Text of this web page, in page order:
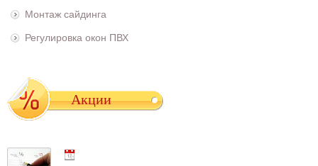
Монтаж сайдинга
Регулировка окон ПВХ
Акции